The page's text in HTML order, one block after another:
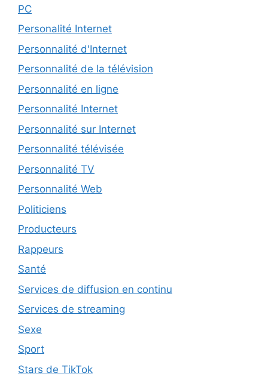
PC
Personalité Internet
Personnalité d'Internet
Personnalité de la télévision
Personnalité en ligne
Personnalité Internet
Personnalité sur Internet
Personnalité télévisée
Personnalité TV
Personnalité Web
Politiciens
Producteurs
Rappeurs
Santé
Services de diffusion en continu
Services de streaming
Sexe
Sport
Stars de TikTok